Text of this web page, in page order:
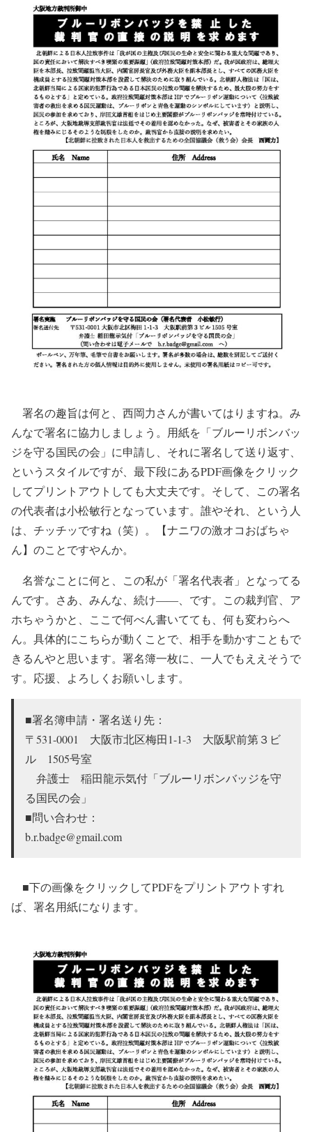
署名の趣旨は何と、西岡力さんが書いてはりますね。み
んなで署名に協力しましょう。用紙を「ブルーリボンバッ
ジを守る国民の会」に申請し、それに署名して送り返す、
というスタイルですが、最下段にあるPDF画像をクリック
してプリントアウトしても大丈夫です。そして、この署名
の代表者は小松敏行となっています。誰やそれ、という人
は、チッチッですね（笑）。【ナニワの激オコおばちゃ
ん】のことですやんか。
名誉なことに何と、この私が「署名代表者」となってる
んです。さあ、みんな、続け――、です。この裁判官、ア
ホちゃうかと、ここで何べん書いてても、何も変わらへ
ん。具体的にこちらが動くことで、相手を動かすこともで
きるんやと思います。署名簿一枚に、一人でもええそうで
す。応援、よろしくお願いします。
■署名簿申請・署名送り先：
〒531-0001 大阪市北区梅田1-1-3 大阪駅前第３ビ
ル 1505号室
弁護士 稲田龍示気付「ブルーリボンバッジを守
る国民の会」
■問い合わせ：
b.r.badge@gmail.com
■下の画像をクリックしてPDFをプリントアウトすれ
ば、署名用紙になります。